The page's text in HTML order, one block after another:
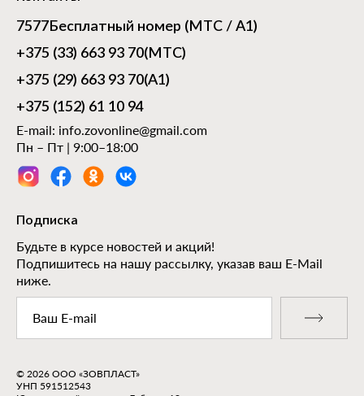
7577 Бесплатный номер (МТС / А1)
+375 (33) 663 93 70(МТС)
+375 (29) 663 93 70(А1)
+375 (152) 61 10 94
E-mail: info.zovonline@gmail.com
Пн – Пт | 9:00–18:00
Подписка
Будьте в курсе новостей и акций!
Подпишитесь на нашу рассылку, указав ваш E-Mail
ниже.
© 2026 ООО «ЗОВПЛАСТ»
УНП 591512543